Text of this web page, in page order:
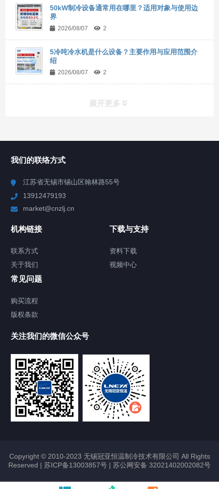
50kW制冷设备通常用在哪里？适用对象与使用边
界
2026/08/07 2
5冷吨冷水机是什么设备？主要作用与应用范围介
绍
2026/08/07 2
展开更多
Chiller高精度制冷循环器
TCU温度控制单元
Chiller气体控温系统
Chamber试验箱
FREEZER低温箱
VOCs冷凝回收装置
我们的联络方式
江苏省无锡市锡山区翰林路55号
13912479193
market@cnzlj.cn
机构链接
联系方式
关于我们
下载与支持
资料下载
视频中心
常见问题
购买流程
版权条款
关注我们的微信公众号
Copyright © 2010-2023 无锡冠亚恒温制冷技术有限公司 All Rights
Reserved | 苏ICP备13003857号 | 苏公网安备 32021402002082号